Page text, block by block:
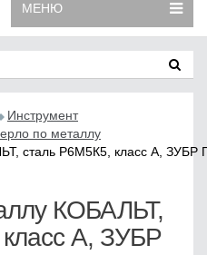
МЕНЮ
Инструмент
по металлу
сталь Р6М5К5, класс А,
КОБАЛЬТ,
А, ЗУБР